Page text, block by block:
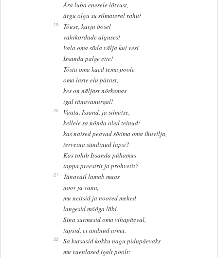
Ära luba enesele lõtvust,
ärgu olgu su silmateral rahu!
19
Tõuse, karju öösel
vahikordade alguses!
Vala oma süda välja kui vesi
Issanda palge ette!
Tõsta oma käed tema poole
oma laste elu pärast,
kes on näljast nõrkemas
igal tänavanurgal!
20
Vaata, Issand, ja silmitse,
kellele sa nõnda oled teinud:
kas naised peavad sööma oma ihuvilja,
terveina sündinud lapsi?
Kas tohib Issanda pühamus
tappa preestrit ja prohvetit?
21
Tänavail lamab maas
noor ja vana,
mu neitsid ja noored mehed
langesid mõõga läbi.
Sina surmasid oma vihapäeval,
tapsid, ei andnud armu.
22
Sa kutsusid kokku nagu pidupäevaks
mu vaenlased igalt poolt;